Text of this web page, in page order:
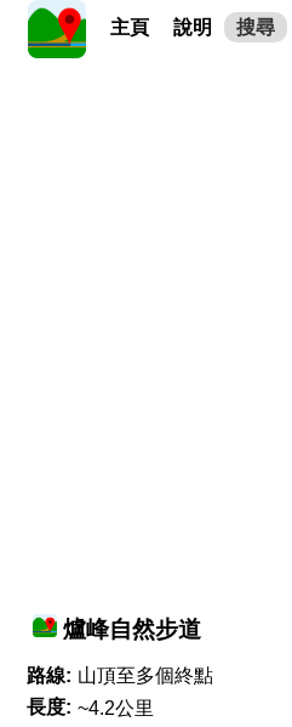
主頁 說明 搜尋
爐峰自然步道
路線: 山頂至多個終點
長度: ~4.2公里